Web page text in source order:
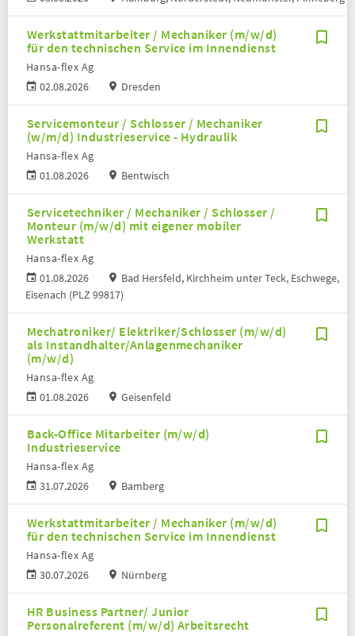
Werkstattmitarbeiter / Mechaniker (m/w/d)
für den technischen Service im Innendienst
02.08.2026
Hansa-flex Ag
Dresden
Servicemonteur / Schlosser / Mechaniker
(w/m/d) Industrieservice - Hydraulik
01.08.2026
Hansa-flex Ag
Bentwisch
Servicetechniker / Mechaniker / Schlosser /
Monteur (m/w/d) mit eigener mobiler
Werkstatt
01.08.2026
Hansa-flex Ag
Bad Hersfeld, Kirchheim unter Teck, Eschwege,
Eisenach (PLZ 99817)
Mechatroniker/ Elektriker/Schlosser (m/w/d)
als Instandhalter/Anlagenmechaniker
(m/w/d)
01.08.2026
Hansa-flex Ag
Geisenfeld
Back-Office Mitarbeiter (m/w/d)
Industrieservice
31.07.2026
Hansa-flex Ag
Bamberg
Werkstattmitarbeiter / Mechaniker (m/w/d)
für den technischen Service im Innendienst
30.07.2026
Hansa-flex Ag
Nürnberg
HR Business Partner/ Junior
Personalreferent (m/w/d) Arbeitsrecht